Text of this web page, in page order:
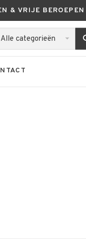
& VRIJE
Alle categorieën